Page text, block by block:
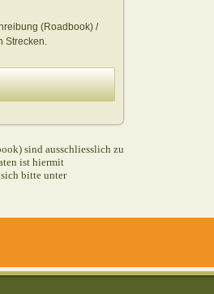
(Roadbook) /
sind ausschliesslich zu
ist hiermit
bitte unter